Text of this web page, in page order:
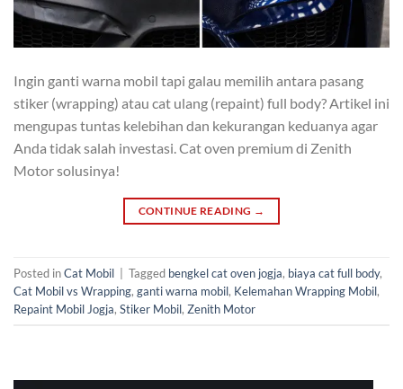
Ingin ganti warna mobil tapi galau memilih antara pasang
stiker (wrapping) atau cat ulang (repaint) full body? Artikel ini
mengupas tuntas kelebihan dan kekurangan keduanya agar
Anda tidak salah investasi. Cat oven premium di Zenith
Motor solusinya!
CONTINUE READING →
Posted inCat Mobil Tagged bengkel cat oven jogja, biaya cat full body,
Cat Mobil vs Wrapping, ganti warna mobil, Kelemahan Wrapping Mobil,
Repaint Mobil Jogja, Stiker Mobil, Zenith Motor